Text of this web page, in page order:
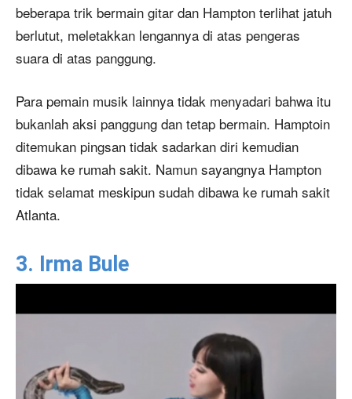
beberapa trik bermain gitar dan Hampton terlihat jatuh
berlutut, meletakkan lengannya di atas pengeras
suara di atas panggung.
Para pemain musik lainnya tidak menyadari bahwa itu
bukanlah aksi panggung dan tetap bermain. Hamptoin
ditemukan pingsan tidak sadarkan diri kemudian
dibawa ke rumah sakit. Namun sayangnya Hampton
tidak selamat meskipun sudah dibawa ke rumah sakit
Atlanta.
3. Irma Bule